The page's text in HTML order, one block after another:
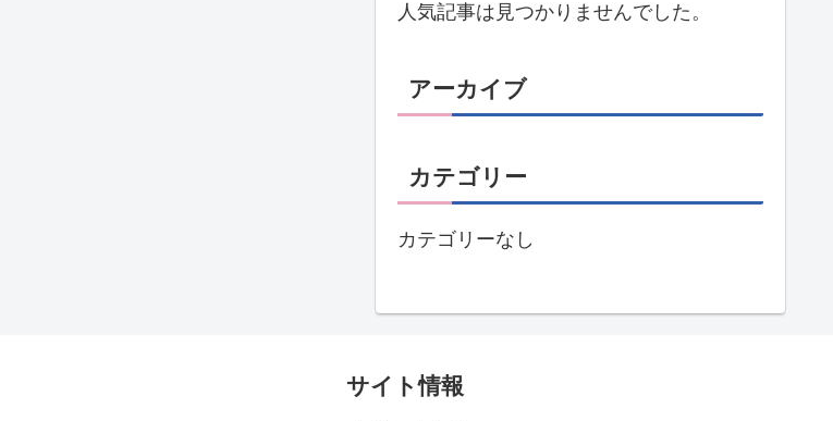
人気記事は見つかりませんでした。
アーカイブ
カテゴリー
カテゴリーなし
サイト情報